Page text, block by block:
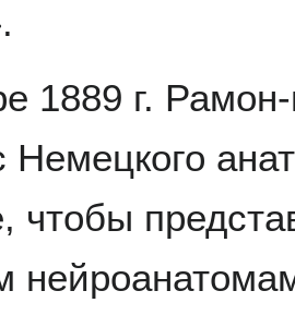
1889 г.
Немецкого
чтобы